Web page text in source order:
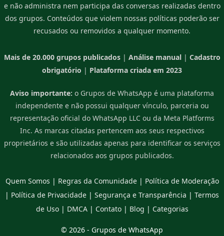
e não administra nem participa das conversas realizadas dentro
dos grupos. Conteúdos que violem nossas políticas poderão ser
recusados ou removidos a qualquer momento.
Mais de 20.000 grupos publicados| Análise manual| Cadastro
obrigatório | Plataforma criada em 2023
Aviso importante: o Grupos de WhatsApp é uma plataforma
independente e não possui qualquer vínculo, parceria ou
representação oficial do WhatsApp LLC ou da Meta Platforms
Inc. As marcas citadas pertencem aos seus respectivos
proprietários e são utilizadas apenas para identificar os serviços
relacionados aos grupos publicados.
Quem Somos | Regras da Comunidade| Política de Moderação
| Política de Privacidade | Segurança e Transparência | Termos
de Uso| DMCA| Contato| Blog | Categorias
© 2026 - Grupos de WhatsApp